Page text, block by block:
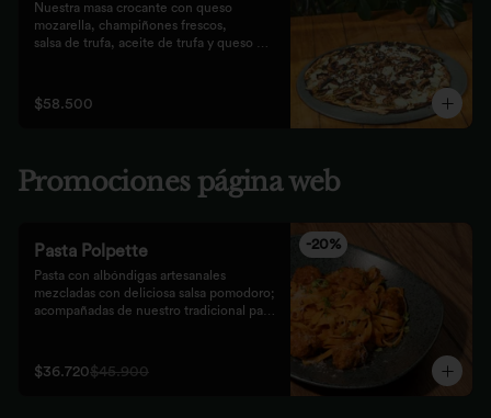
Nuestra masa crocante con queso
mozarella, champiñones frescos,
salsa de trufa, aceite de trufa y queso
$58.500
Promociones página web
-20%
Pasta Polpette
Pasta con albóndigas artesanales
mezcladas con deliciosa salsa pomodoro;
acompañadas de nuestro tradicional pan
$36.720$45.900